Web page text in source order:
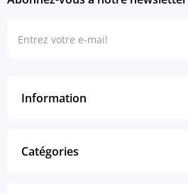
Information
Catégories